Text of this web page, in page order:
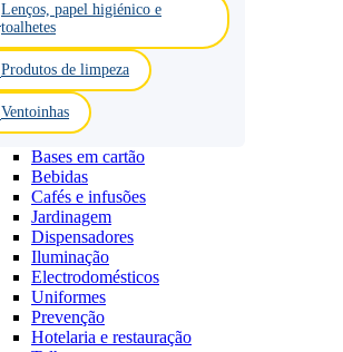
Lenços, papel higiénico e
toalhetes
Produtos de limpeza
Ventoinhas
Bases em cartão
Bebidas
Cafés e infusões
Jardinagem
Dispensadores
Iluminação
Electrodomésticos
Uniformes
Prevenção
Hotelaria e restauração